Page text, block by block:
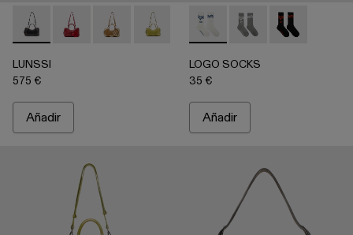
LUNSSI - AB00006-001 - Bolso de piel negro
LUNSSI - AB00006-004 - Bolso de piel rojo
LUNSSI - AB00006-003 - Bolso de piel
LUNSSI - AB00006-002 - Bolso de
LUNSSI
575 €
Añadir
LOGO SOCKS - AA00005-
LOGO SOCKS -
LOGO
LOGO SOCKS
35 €
Añadir